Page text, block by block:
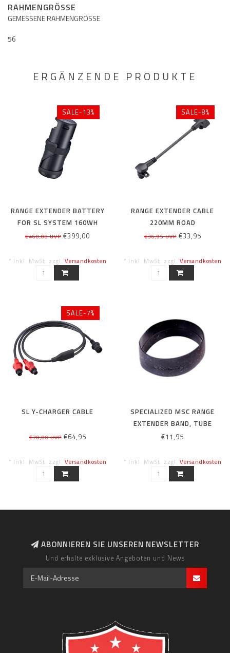
RAHMENGRÖSSE
GEMESSENE RAHMENGRÖSSE
56
ERGÄNZENDE PRODUKTE
SALE-13%
RANGE EXTENDER BATTERY
FOR SL SYSTEM 160WH
€460,00 UVP €399,00
* Inkl. MwSt. zzgl. Versandkosten
SALE-8%
RANGE EXTENDER CABLE
220MM ROAD
€36,95 UVP€33,95
* Inkl. MwSt. zzgl. Versandkosten
SALE-7%
SL Y-CHARGER CABLE
€70,00 UVP€64,95
* Inkl. MwSt. zzgl. Versandkosten
SPECIALIZED MSC RANGE
EXTENDER BAND, TUBE
€11,95
* Inkl. MwSt. zzgl. Versandkosten
ABONNIEREN SIE UNSEREN NEWSLETTER
Und erhalte exklusive Angeboten und News